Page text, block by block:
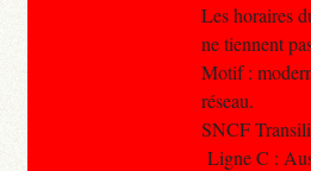
Les horaires
ne tiennent
Motif :
réseau.
SNCF
Ligne C :